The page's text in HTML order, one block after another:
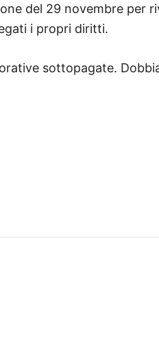
del 29 novembre per
i propri diritti.
sottopagate.